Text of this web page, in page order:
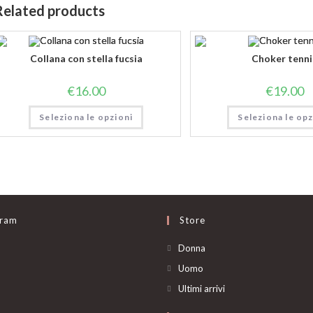
products
Collana con stella fucsia
€16.00
Seleziona le opzioni
Choker
€19.00
Seleziona le
Store
Donna
Uomo
in
Ultimi arriviOpens